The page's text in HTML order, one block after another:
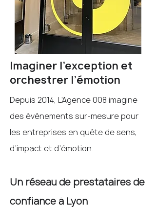
Imaginer l’exception et
orchestrer l’émotion
Depuis 2014, L’Agence 008 imagine
des événements sur-mesure pour
les entreprises en quête de sens,
d’impact et d’émotion.
Un réseau de prestataires de
confiance à Lyon